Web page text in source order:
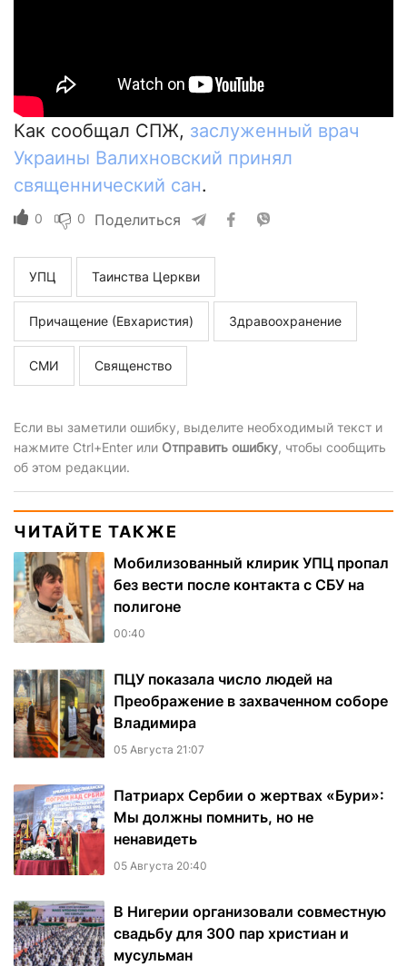
Как сообщал СПЖ, заслуженный врач
Украины Валихновский принял
священнический сан.
0 0 Поделиться
УПЦ Таинства Церкви
Причащение (Евхаристия) Здравоохранение
СМИ Священство
Если вы заметили ошибку, выделите необходимый текст и
нажмите Ctrl+Enter или Отправить ошибку, чтобы сообщить
об этом редакции.
ЧИТАЙТЕ ТАКЖЕ
Мобилизованный клирик УПЦ пропал
без вести после контакта с СБУ на
полигоне
00:40
ПЦУ показала число людей на
Преображение в захваченном соборе
Владимира
05 Августа 21:07
Патриарх Сербии о жертвах «Бури»:
Мы должны помнить, но не
ненавидеть
05 Августа 20:40
В Нигерии организовали совместную
свадьбу для 300 пар христиан и
мусульман